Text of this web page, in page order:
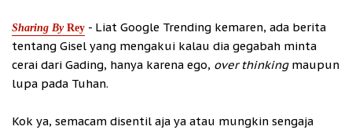
Sharing ByRey - Liat Google Trending kemaren, ada berita
tentang Gisel yang mengakui kalau dia gegabah minta
cerai dari Gading, hanya karena ego, over thinking maupun
lupa pada Tuhan.
Kok ya, semacam disentil aja ya atau mungkin sengaja